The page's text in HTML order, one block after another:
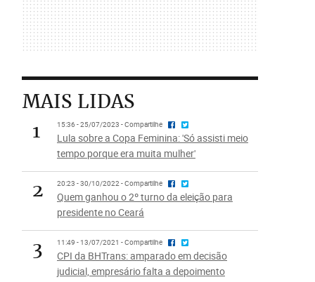
MAIS LIDAS
1
15:36 - 25/07/2023 - Compartilhe
Lula sobre a Copa Feminina: 'Só assisti meio
tempo porque era muita mulher'
2 20:23 - 30/10/2022 - Compartilhe
Quem ganhou o 2º turno da eleição para
presidente no Ceará
3 11:49 - 13/07/2021 - Compartilhe
CPI da BHTrans: amparado em decisão
judicial, empresário falta a depoimento